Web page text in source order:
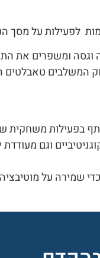
לפעילות על מסך
המשלבים
בפעילות משחקית
וגם
כדי שמירה על